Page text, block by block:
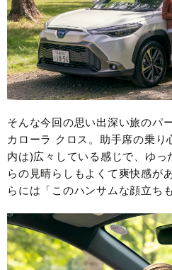
そんな今回の思い出深い旅のパ
カローラ クロス。助手席の乗り
内は)広々している感じで、ゆ
らの見晴らしもよくて爽快感が
らには「このハンサムな顔立ち